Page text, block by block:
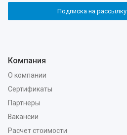
Подписка на рассылку
Компания
О компании
Сертификаты
Партнеры
Вакансии
Расчет стоимости